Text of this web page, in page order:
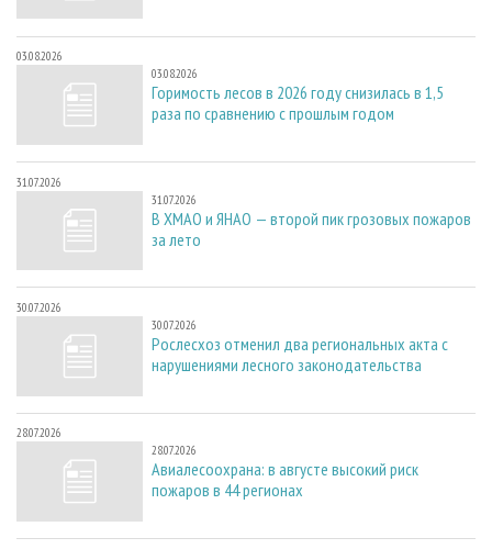
03.08.2026
03.08.2026
Горимость лесов в 2026 году снизилась в 1,5
раза по сравнению с прошлым годом
31.07.2026
31.07.2026
В ХМАО и ЯНАО — второй пик грозовых пожаров
за лето
30.07.2026
30.07.2026
Рослесхоз отменил два региональных акта с
нарушениями лесного законодательства
28.07.2026
28.07.2026
Авиалесоохрана: в августе высокий риск
пожаров в 44 регионах